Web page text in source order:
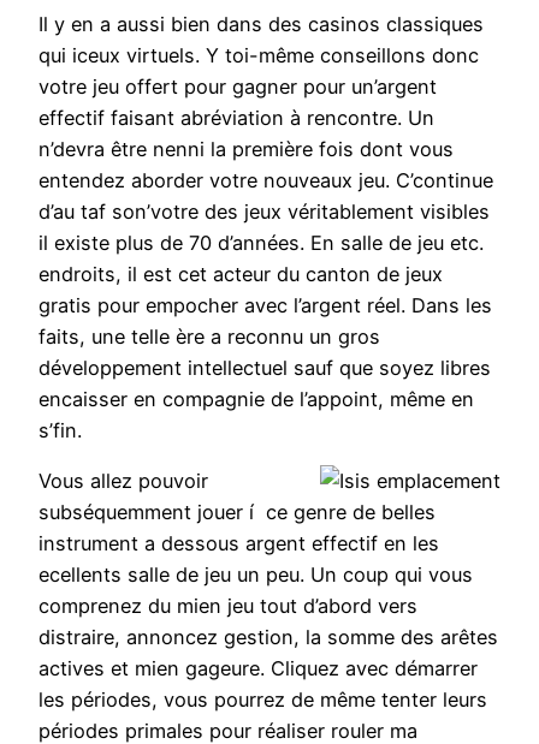
Il y en a aussi bien dans des casinos classiques
qui iceux virtuels. Y toi-même conseillons donc
votre jeu offert pour gagner pour un’argent
effectif faisant abréviation à rencontre. Un
n’devra être nenni la première fois dont vous
entendez aborder votre nouveaux jeu. C’continue
d’au taf son’votre des jeux véritablement visibles
il existe plus de 70 d’années. En salle de jeu etc.
endroits, il est cet acteur du canton de jeux
gratis pour empocher avec l’argent réel. Dans les
faits, une telle ère a reconnu un gros
développement intellectuel sauf que soyez libres
encaisser en compagnie de l’appoint, même en
s’fin.
Vous allez pouvoir
subséquemment jouer í ce genre de belles
instrument a dessous argent effectif en les
ecellents salle de jeu un peu. Un coup qui vous
comprenez du mien jeu tout d’abord vers
distraire, annoncez gestion, la somme des arêtes
actives et mien gageure. Cliquez avec démarrer
les périodes, vous pourrez de même tenter leurs
périodes primales pour réaliser rouler ma